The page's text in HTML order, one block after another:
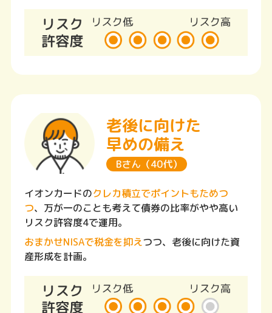
老後に向けた
早めの備え
Bさん（40代）
イオンカードのクレカ積立でポイントもためつ
つ、万が一のことも考えて債券の比率がやや高い
リスク許容度4で運用。
おまかせNISAで税金を抑えつつ、老後に向けた資
産形成を計画。